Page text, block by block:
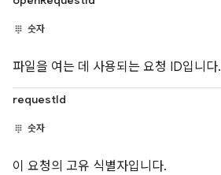
숫자
파일을 여는 데 사용되는 요청 ID입니다.
requestId
숫자
이 요청의 고유 식별자입니다.